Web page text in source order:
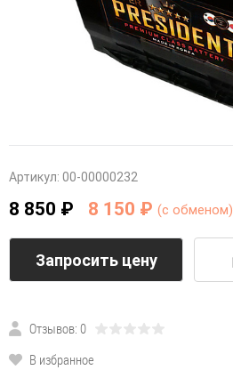
Артикул: 00-00000232
8 850 ₽ 8 150 ₽ (c обменом)
Запросить цену
Отзывов: 0
В избранное